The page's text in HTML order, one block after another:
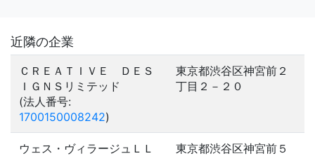
近隣の企業
ＣＲＥＡＴＩＶＥ ＤＥＳ
ＩＧＮＳリミテッド
(法人番号:
1700150008242)
東京都渋谷区神宮前２
丁目２－２０
ウェス・ヴィラージュＬＬ
東京都渋谷区神宮前５